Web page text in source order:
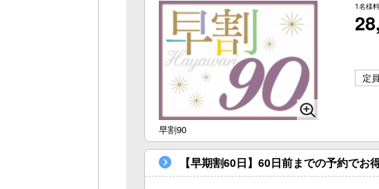
早割90
1名様
定員
【早期割60日】60日前までの予約で